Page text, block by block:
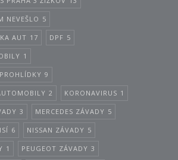
NEVEŠLO 5
AUT 17 DPF 5
1
9
2 KORONAVIRUS 1
3 MERCEDES ZÁVADY 5
6 NISSAN ZÁVADY 5
1 PEUGEOT ZÁVADY 3